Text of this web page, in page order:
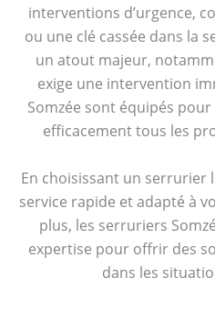
interventions d’urgence,
ou une clé cassée dans la
un atout majeur,
exige une intervention
Somzée sont équipés
efficacement tous les
En choisissant un serrurier
service rapide et adapté à
plus, les serruriers
expertise pour offrir des
dans les